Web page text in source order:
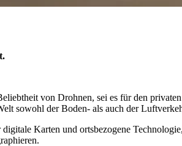
von Drohnen, sei es für den
sowohl der Boden- als auch der
Karten und ortsbezogene